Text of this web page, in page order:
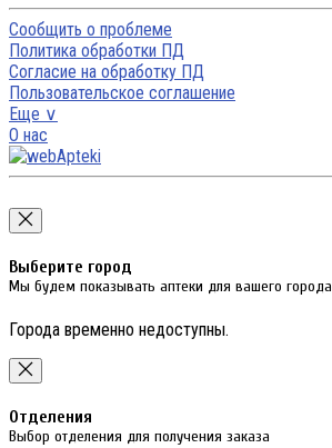
Сообщить о проблеме
Политика обработки ПД
Согласие на обработку ПД
Пользовательское соглашение
Еще ∨
О нас
Выберите город
Мы будем показывать аптеки для вашего города
Города временно недоступны.
Отделения
Выбор отделения для получения заказа